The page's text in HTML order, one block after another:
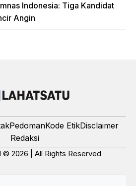
Indonesia: Tiga Kandidat
Angin
PedomanKode EtikDisclaimer
Redaksi
© 2026 | All Rights Reserved